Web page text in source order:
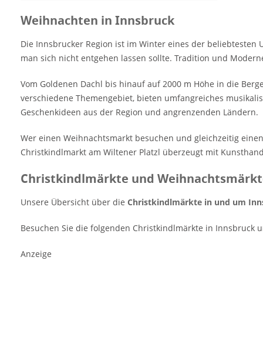
Weihnachten in Innsbruck
Die Innsbrucker Region ist im Winter eines der
man sich nicht entgehen lassen sollte. Tradition und
Vom Goldenen Dachl bis hinauf auf 2000 m Höhe in die
verschiedene Themengebiet, bieten umfangreiches
Geschenkideen aus der Region und angrenzenden Ländern.
Wer einen Weihnachtsmarkt besuchen und gleichzeitig
Christkindlmarkt am Wiltener Platzl überzeugt mit
Christkindlmärkte und
Unsere Übersicht über die Christkindlmärkte in und um
Besuchen Sie die folgenden Christkindlmärkte in Innsbruck
Anzeige